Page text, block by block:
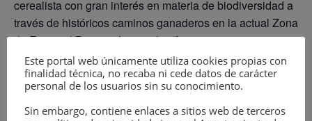
cerealista con gran interés en materia de biodiversidad a
través de históricos caminos ganaderos en la actual Zona
de Especial Protección para las Aves.
Añadir al calendario
Este portal web únicamente utiliza cookies propias con
finalidad técnica, no recaba ni cede datos de carácter
personal de los usuarios sin su conocimiento.
Sin embargo, contiene enlaces a sitios web de terceros